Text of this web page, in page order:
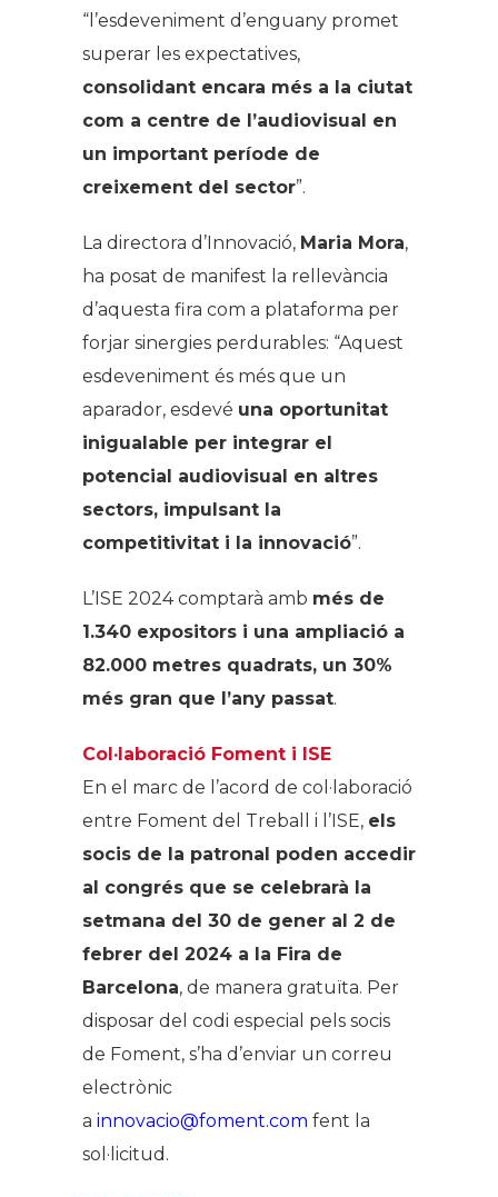
“l’esdeveniment d’enguany promet
superar les expectatives,
consolidant encara més a la ciutat
com a centre de l’audiovisual en
un important període de
creixement del sector”.
La directora d’Innovació, Maria Mora,
ha posat de manifest la rellevància
d’aquesta fira com a plataforma per
forjar sinergies perdurables: “Aquest
esdeveniment és més que un
aparador, esdevé una oportunitat
inigualable per integrar el
potencial audiovisual en altres
sectors, impulsant la
competitivitat i la innovació”.
L’ISE 2024 comptarà amb més de
1.340 expositors i una ampliació a
82.000 metres quadrats, un 30%
més gran que l’any passat.
Col·laboració Foment i ISE
En el marc de l’acord de col·laboració
entre Foment del Treball i l’ISE, els
socis de la patronal poden accedir
al congrés que se celebrarà la
setmana del 30 de gener al 2 de
febrer del 2024 a la Fira de
Barcelona, de manera gratuïta. Per
disposar del codi especial pels socis
de Foment, s’ha d’enviar un correu
electrònic
a innovacio@foment.com fent la
sol·licitud.